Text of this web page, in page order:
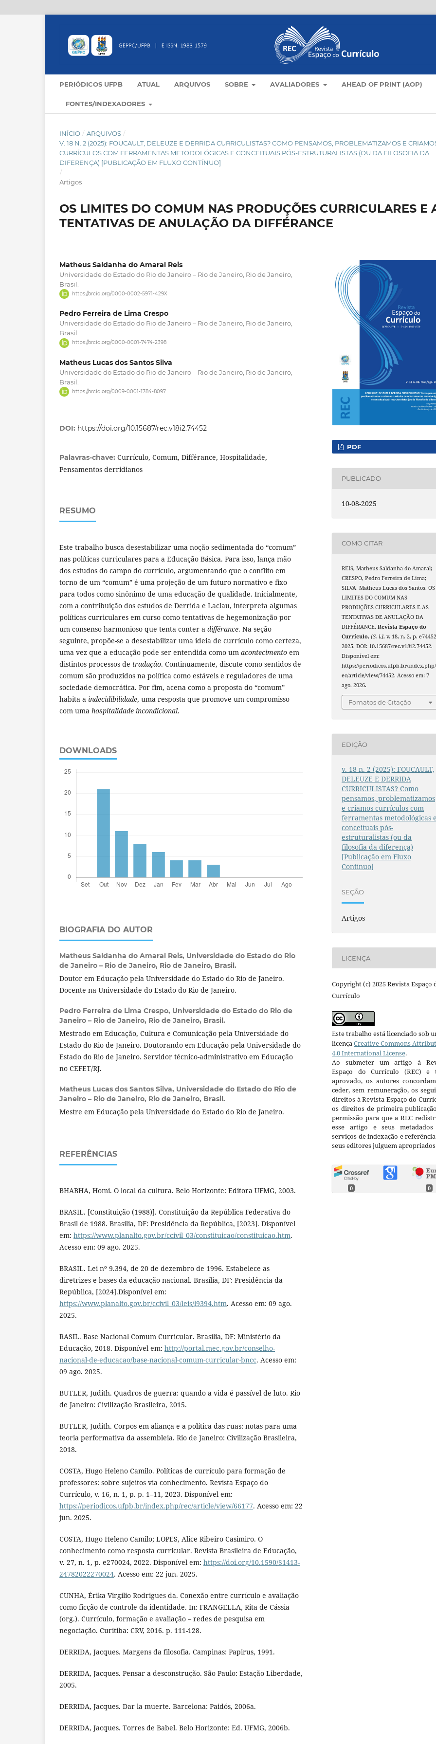
PERIÓDICOS UFPB ATUAL ARQUIVOS SOBRE AVALIADORES AHEAD OF PRINT (AOP)
FONTES/INDEXADORES
INÍCIO / ARQUIVOS /
V. 18 N. 2 (2025): FOUCAULT, DELEUZE E DERRIDA CURRICULISTAS? COMO PENSAMOS, PROBLEMATIZAMOS E
CURRÍCULOS COM FERRAMENTAS METODOLÓGICAS E CONCEITUAIS PÓS-ESTRUTURALISTAS (OU DA FILOSOFIA DA
DIFERENÇA) [PUBLICAÇÃO EM FLUXO CONTÍNUO]
/
Artigos
OS LIMITES DO COMUM NAS PRODUÇÕES CURRICULARES E
TENTATIVAS DE ANULAÇÃO DA DIFFÉRANCE
Matheus Saldanha do Amaral Reis
Universidade do Estado do Rio de Janeiro – Rio de Janeiro, Rio de Janeiro,
Brasil.
https://orcid.org/0000-0002-5971-429X
Pedro Ferreira de Lima Crespo
Universidade do Estado do Rio de Janeiro – Rio de Janeiro, Rio de Janeiro,
Brasil.
https://orcid.org/0000-0001-7474-2398
Matheus Lucas dos Santos Silva
Universidade do Estado do Rio de Janeiro – Rio de Janeiro, Rio de Janeiro,
Brasil.
https://orcid.org/0009-0001-1784-8097
DOI: https://doi.org/10.15687/rec.v18i2.74452
Palavras-chave: Currículo, Comum, Différance, Hospitalidade,
Pensamentos derridianos
RESUMO
Este trabalho busca desestabilizar uma noção sedimentada do “comum”
nas políticas curriculares para a Educação Básica. Para isso, lança mão
dos estudos do campo do currículo, argumentando que o conflito em
torno de um “comum” é uma projeção de um futuro normativo e fixo
para todos como sinônimo de uma educação de qualidade. Inicialmente,
com a contribuição dos estudos de Derrida e Laclau, interpreta algumas
políticas curriculares em curso como tentativas de hegemonização por
um consenso harmonioso que tenta conter a différance. Na seção
seguinte, propõe-se a desestabilizar uma ideia de currículo como certeza,
uma vez que a educação pode ser entendida como um acontecimento em
distintos processos de tradução. Continuamente, discute como sentidos de
comum são produzidos na política como estáveis e reguladores de uma
sociedade democrática. Por fim, acena como a proposta do “comum”
habita a indecidibilidade, uma resposta que promove um compromisso
com uma hospitalidade incondicional.
DOWNLOADS
BIOGRAFIA DO AUTOR
Matheus Saldanha do Amaral Reis, Universidade do Estado do Rio
de Janeiro – Rio de Janeiro, Rio de Janeiro, Brasil.
Doutor em Educação pela Universidade do Estado do Rio de Janeiro.
Docente na Universidade do Estado do Rio de Janeiro.
Pedro Ferreira de Lima Crespo, Universidade do Estado do Rio de
Janeiro – Rio de Janeiro, Rio de Janeiro, Brasil.
Mestrado em Educação, Cultura e Comunicação pela Universidade do
Estado do Rio de Janeiro. Doutorando em Educação pela Universidade do
Estado do Rio de Janeiro. Servidor técnico-administrativo em Educação
no CEFET/RJ.
Matheus Lucas dos Santos Silva, Universidade do Estado do Rio de
Janeiro – Rio de Janeiro, Rio de Janeiro, Brasil.
Mestre em Educação pela Universidade do Estado do Rio de Janeiro.
REFERÊNCIAS
BHABHA, Homi. O local da cultura. Belo Horizonte: Editora UFMG, 2003.
BRASIL. [Constituição (1988)]. Constituição da República Federativa do
Brasil de 1988. Brasília, DF: Presidência da República, [2023]. Disponível
em: https://www.planalto.gov.br/ccivil_03/constituicao/constituicao.htm.
Acesso em: 09 ago. 2025.
BRASIL. Lei nº 9.394, de 20 de dezembro de 1996. Estabelece as
diretrizes e bases da educação nacional. Brasília, DF: Presidência da
República, [2024].Disponível em:
https://www.planalto.gov.br/ccivil_03/leis/l9394.htm. Acesso em: 09 ago.
2025.
RASIL. Base Nacional Comum Curricular. Brasília, DF: Ministério da
Educação, 2018. Disponível em: http://portal.mec.gov.br/conselho-
nacional-de-educacao/base-nacional-comum-curricular-bncc. Acesso em:
09 ago. 2025.
BUTLER, Judith. Quadros de guerra: quando a vida é passível de luto. Rio
de Janeiro: Civilização Brasileira, 2015.
BUTLER, Judith. Corpos em aliança e a política das ruas: notas para uma
teoria performativa da assembleia. Rio de Janeiro: Civilização Brasileira,
2018.
COSTA, Hugo Heleno Camilo. Políticas de currículo para formação de
professores: sobre sujeitos via conhecimento. Revista Espaço do
Currículo, v. 16, n. 1, p. p. 1–11, 2023. Disponível em:
https://periodicos.ufpb.br/index.php/rec/article/view/66177. Acesso em: 22
jun. 2025.
COSTA, Hugo Heleno Camilo; LOPES, Alice Ribeiro Casimiro. O
conhecimento como resposta curricular. Revista Brasileira de Educação,
v. 27, n. 1, p. e270024, 2022. Disponível em: https://doi.org/10.1590/S1413-
24782022270024. Acesso em: 22 jun. 2025.
CUNHA, Érika Virgílio Rodrigues da. Conexão entre currículo e avaliação
como ficção de controle da identidade. In: FRANGELLA, Rita de Cássia
(org.). Currículo, formação e avaliação – redes de pesquisa em
negociação. Curitiba: CRV, 2016. p. 111-128.
DERRIDA, Jacques. Margens da filosofia. Campinas: Papirus, 1991.
DERRIDA, Jacques. Pensar a desconstrução. São Paulo: Estação Liberdade,
2005.
DERRIDA, Jacques. Dar la muerte. Barcelona: Paidós, 2006a.
DERRIDA, Jacques. Torres de Babel. Belo Horizonte: Ed. UFMG, 2006b.
PDF
PUBLICADO
10-08-2025
COMO CITAR
REIS, Matheus Saldanha do Amaral;
CRESPO, Pedro Ferreira de Lima;
SILVA, Matheus Lucas dos Santos. OS
LIMITES DO COMUM NAS
PRODUÇÕES CURRICULARES E AS
TENTATIVAS DE ANULAÇÃO DA
DIFFÉRANCE.Revista Espaço do
Currículo,[S. l.], v. 18, n. 2, p.
2025. DOI: 10.15687/rec.v18i2.74452.
Disponível em:
https://periodicos.ufpb.br/
ec/article/view/74452. Acesso em: 7
ago. 2026.
Fomatos de Citação
EDIÇÃO
v. 18 n. 2 (2025): FOUCAULT,
DELEUZE E DERRIDA
CURRICULISTAS? Como
pensamos, problematizamos
e criamos currículos com
ferramentas metodológicas e
conceituais pós-
estruturalistas (ou da
filosofia da diferença)
[Publicação em Fluxo
Contínuo]
SEÇÃO
Artigos
LICENÇA
Copyright (c) 2025 Revista Espaço
Currículo
Este trabalho está licenciado sob
licençaCreative Commons
4.0 International License.
Ao submeter um artigo à
Espaço do Currículo (REC) e
aprovado, os autores
ceder, sem remuneração, os
direitos à Revista Espaço do
os direitos de primeira
permissão para que a REC
esse artigo e seus metadados
serviços de indexação e
seus editores julguem
0 0